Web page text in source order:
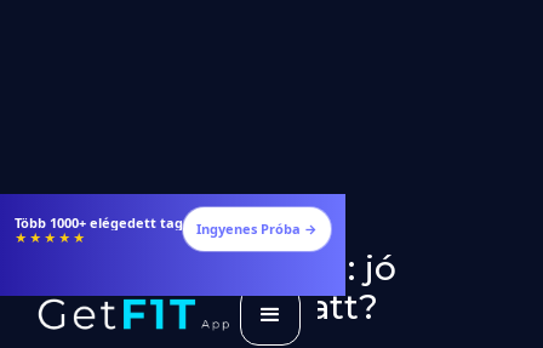
Több 1000+ elégedett tag
★★★★★ Ingyenes Próba →
Kakaópor fogyásra: jó
választás diéta alatt?